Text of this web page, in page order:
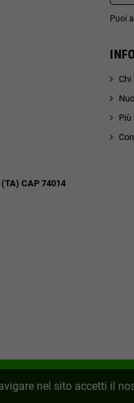
(TA) CAP 74014
Puoi
Chi
Più
Distribuzione Informatica
nel sito accetti il